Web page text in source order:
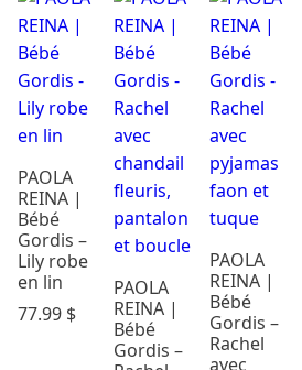
PAOLA
REINA |
Bébé
Gordis –
Lily robe
en lin
77.99 $
PAOLA
REINA |
Bébé
Gordis –
PAOLA
REINA |
Bébé
Gordis –
Rachel
avec